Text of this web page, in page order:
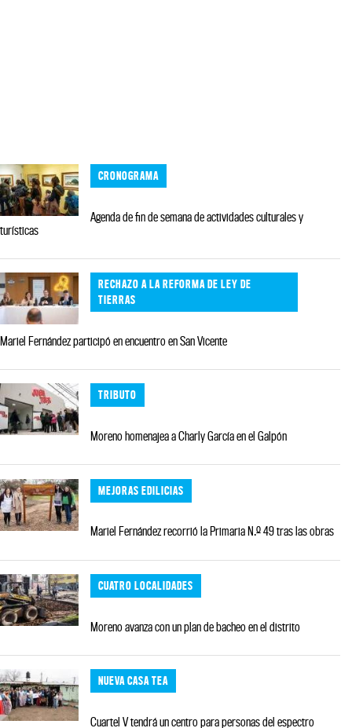
CRONOGRAMA
Agenda de fin de semana de actividades culturales y
turísticas
RECHAZO A LA REFORMA DE LEY DE
TIERRAS
Mariel Fernández participó en encuentro en San Vicente
TRIBUTO
Moreno homenajea a Charly García en el Galpón
MEJORAS EDILICIAS
Mariel Fernández recorrió la Primaria N.º 49 tras las obras
CUATRO LOCALIDADES
Moreno avanza con un plan de bacheo en el distrito
NUEVA CASA TEA
Cuartel V tendrá un centro para personas del espectro